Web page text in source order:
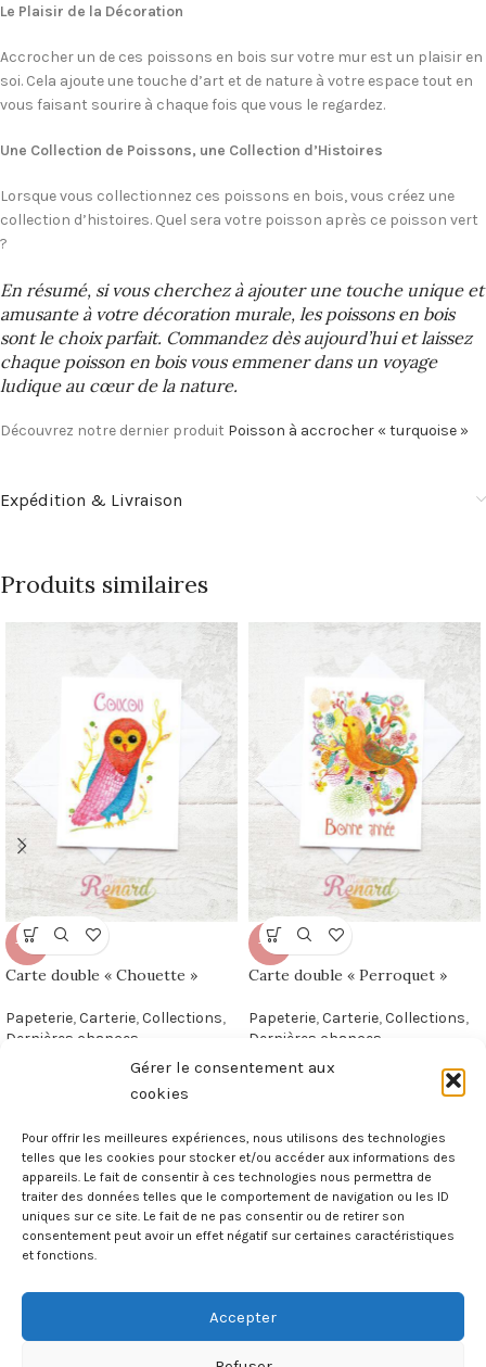
Gérer le consentement aux
cookies
Pour offrir les meilleures expériences, nous utilisons des technologies
telles que les cookies pour stocker et/ou accéder aux informations des
appareils. Le fait de consentir à ces technologies nous permettra de
traiter des données telles que le comportement de navigation ou les ID
uniques sur ce site. Le fait de ne pas consentir ou de retirer son
consentement peut avoir un effet négatif sur certaines caractéristiques
et fonctions.
Accepter
Le Plaisir de la Décoration
Accrocher un de ces poissons en bois sur votre mur est un plaisir en
soi. Cela ajoute une touche d’art et de nature à votre espace tout en
vous faisant sourire à chaque fois que vous le regardez.
Une Collection de Poissons, une Collection d’Histoires
Lorsque vous collectionnez ces poissons en bois, vous créez une
collection d’histoires. Quel sera votre poisson après ce poisson vert
?
En résumé, si vous cherchez à ajouter une touche unique et
amusante à votre décoration murale, les poissons en bois
sont le choix parfait. Commandez dès aujourd’hui et laissez
chaque poisson en bois vous emmener dans un voyage
ludique au cœur de la nature.
Découvrez notre dernier produit Poisson à accrocher « turquoise »
Expédition & Livraison
Produits similaires
-50%
Carte double « Chouette »
Papeterie,Carterie,Collections,
Dernières chances
-50%
Carte double « Perroquet »
Papeterie,Carterie,Collections,
Dernières chances
2,00
Illustratrice et créatrice maximaliste
« parce que le superflu est essentiel »
Poilly-lez-Gien, France
MAGAZINE